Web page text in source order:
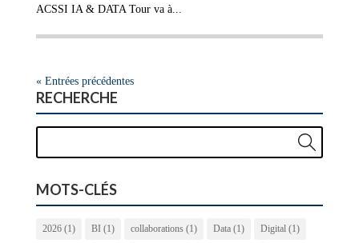
ACSSI IA & DATA Tour va à...
« Entrées précédentes
RECHERCHE
MOTS-CLÉS
2026(1) BI(1) collaborations(1) Data(1) Digital (1)